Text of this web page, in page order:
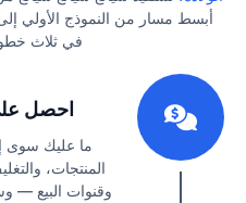
أبسط مسار من النموذج الأولي
في ثلاث
احصل
ما عليك سوى
المنتجات،